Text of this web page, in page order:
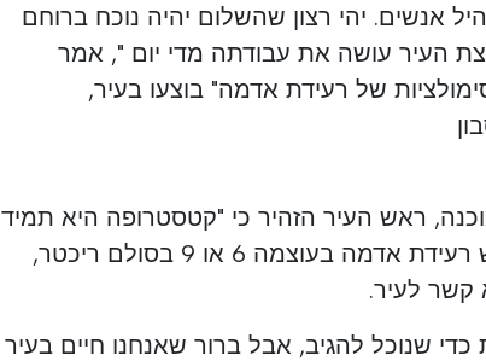
אנשים. יהי רצון שהשלום יהיה נוכח ברוחם
העיר עושה את עבודתה מדי יום ", אמר
של רעידת אדמה" בוצעו בעיר,
ראש העיר הזהיר כי "קטסטרופה היא תמיד
קטסטרופה", וזכור שאם תתרחש רעידת אדמה בעוצמה 6 או 9 בסולם ריכטר,
לעיר.
שנוכל להגיב, אבל ברור שאנחנו חיים בעיר